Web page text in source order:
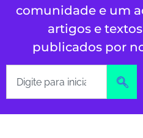
comunidade e um
artigos e
publicados por